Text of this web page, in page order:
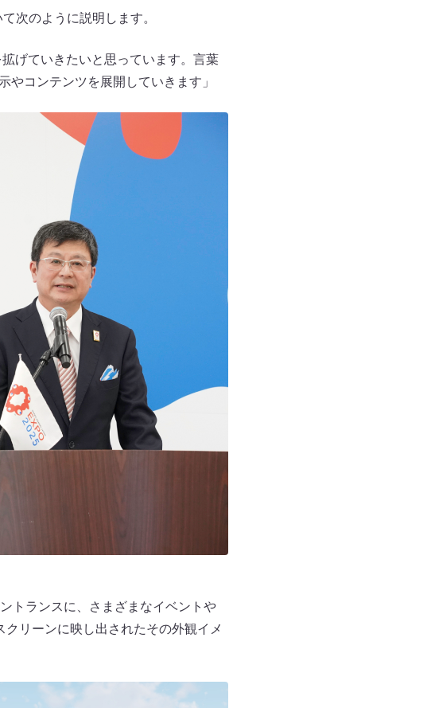
次のように説明します。
げていきたいと思っています。言葉
コンテンツを展開していきます」
トランスに、さまざまなイベントや
リーンに映し出されたその外観イメ